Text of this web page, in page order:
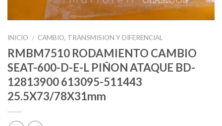
INICIO / CAMBIO, TRANSMISION Y DIFERENCIAL
RMBM7510 RODAMIENTO CAMBIO
SEAT-600-D-E-L PIÑON ATAQUE BD-
12813900 613095-511443
25.5X73/78X31mm